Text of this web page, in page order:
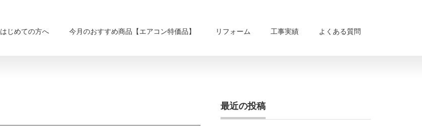
はじめての方へ 今月のおすすめ商品【エアコン特価品】 リフォーム 工事実績 よくある質問
最近の投稿